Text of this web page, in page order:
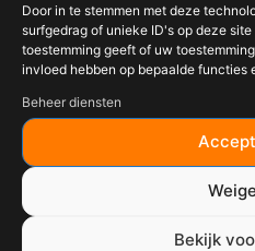
Door in te stemmen met deze
surfgedrag of unieke ID's op deze
toestemming geeft of uw
invloed hebben op bepaalde functies
Beheer diensten
Bekijk
Bewaren: koel en
Land van herkomst:
Perfecte SPG basis